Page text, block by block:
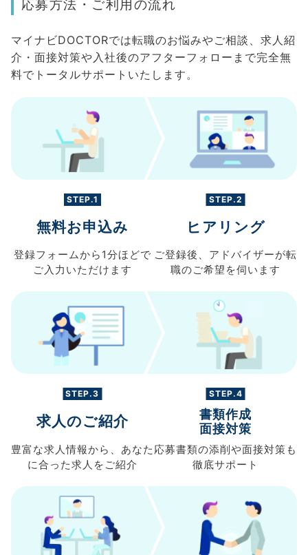
応募方法・ご利用の流れ
マイナビDOCTORでは転職のお悩みやご相談、求人紹
介・面接対策や入社後のアフターフォローまで完全無
料でトータルサポートいたします。
STEP.1
無料お申込み
登録フォームから 1分ほどで
ご入力 いただけます
STEP.2
ヒアリング
ご登録後、 アドバイザーが転
職のご希望を伺います
STEP.3
求人のご紹介
豊富な求人情報から、 あなた
に合った求人を ご紹介
STEP.4
書類作成
面接対策
応募書類の添削や面接対策も
徹底サポート